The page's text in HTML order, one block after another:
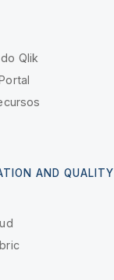
Qlik
AND QUALITY